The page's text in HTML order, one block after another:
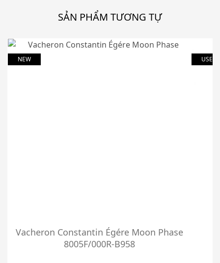
SẢN PHẨM TƯƠNG TỰ
NEW
Vacheron Constantin Égére Moon Phase
8005F/000R-B958
USED